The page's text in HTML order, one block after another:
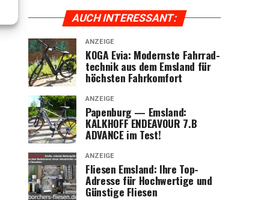
AUCH INTER­ES­SANT:
ANZEIGE
KOGA Evia: Moderns­te Fahr­rad­
tech­nik aus dem Ems­land für
höchs­ten Fahrkomfort
ANZEIGE
Papen­burg — Ems­land:
KALKHOFF ENDEAVOUR 7.B
ADVANCE im Test!
ANZEIGE
Flie­sen Ems­land: Ihre Top-
Adres­se für Hoch­wer­ti­ge und
Güns­ti­ge Fliesen